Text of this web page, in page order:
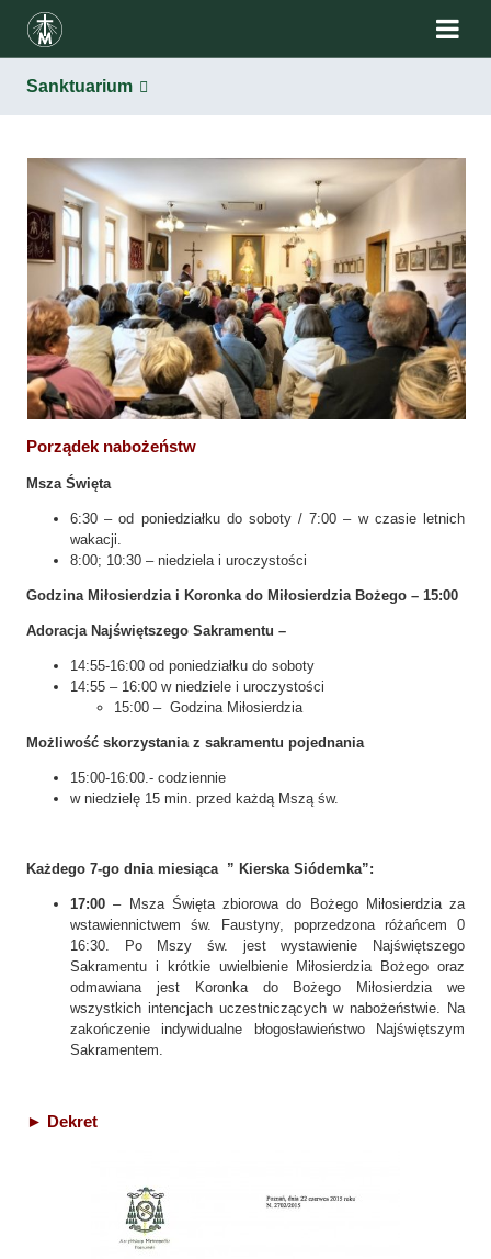
Sanktuarium
Porządek nabożeństw
Msza Święta
6:30 – od poniedziałku do soboty / 7:00 – w czasie letnich
wakacji.
8:00; 10:30 – niedziela i uroczystości
Godzina Miłosierdzia i Koronka do Miłosierdzia Bożego – 15:00
Adoracja Najświętszego Sakramentu –
14:55-16:00 od poniedziałku do soboty
14:55 – 16:00 w niedziele i uroczystości
15:00 – Godzina Miłosierdzia
Możliwość skorzystania z sakramentu pojednania
15:00-16:00.- codziennie
w niedzielę 15 min. przed każdą Mszą św.
Każdego 7-go dnia miesiąca ” Kierska Siódemka”:
17:00 – Msza Święta zbiorowa do Bożego Miłosierdzia za
wstawiennictwem św. Faustyny, poprzedzona różańcem 0
16:30. Po Mszy św. jest wystawienie Najświętszego
Sakramentu i krótkie uwielbienie Miłosierdzia Bożego oraz
odmawiana jest Koronka do Bożego Miłosierdzia we
wszystkich intencjach uczestniczących w nabożeństwie. Na
zakończenie indywidualne błogosławieństwo Najświętszym
Sakramentem.
► Dekret